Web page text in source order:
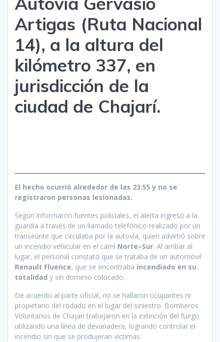
Artigas (Ruta Nacional
14), a la altura del
kilómetro 337, en
jurisdicción de la
ciudad de Chajarí.
El hecho ocurrió alrededor de las 23:55 y no se
registraron personas lesionadas.
Según informaron fuentes policiales, el alerta ingresó a la
guardia a través de un llamado telefónico realizado por un
transeúnte que circulaba por la autovía, quien advirtió sobre
un incendio vehicular en el carril Norte–Sur. Al arribar al
lugar, el personal constató que se trataba de un automóvil
Renault Fluence, que se encontraba incendiado en su
totalidad y sin dominio colocado.
De acuerdo al parte oficial, no se hallaron ocupantes ni
propietario del rodado en el lugar del siniestro. Bomberos
Voluntarios de Chajarí trabajaron en la extinción del fuego
utilizando una línea de devanadera, logrando controlar el
incendio sin que se produjeran víctimas.